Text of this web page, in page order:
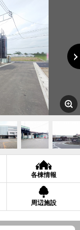
各棟情報
周辺施設